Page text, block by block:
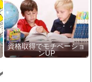
資格取得でモチベーショ
ンUP